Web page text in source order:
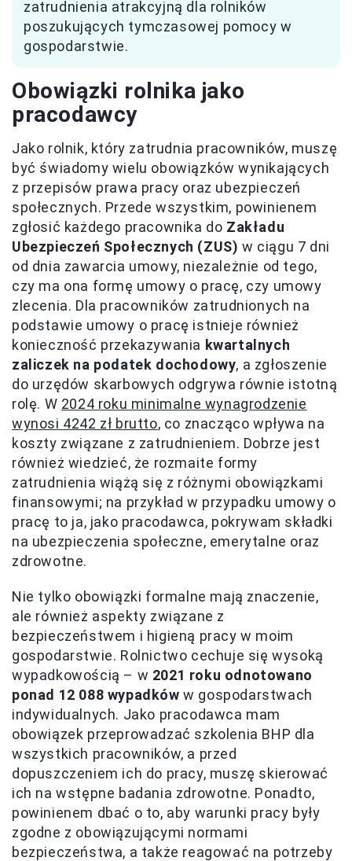
zatrudnienia atrakcyjną dla rolników
poszukujących tymczasowej pomocy w
gospodarstwie.
Obowiązki rolnika jako
pracodawcy
Jako rolnik, który zatrudnia pracowników, muszę
być świadomy wielu obowiązków wynikających
z przepisów prawa pracy oraz ubezpieczeń
społecznych. Przede wszystkim, powinienem
zgłosić każdego pracownika do Zakładu
Ubezpieczeń Społecznych (ZUS) w ciągu 7 dni
od dnia zawarcia umowy, niezależnie od tego,
czy ma ona formę umowy o pracę, czy umowy
zlecenia. Dla pracowników zatrudnionych na
podstawie umowy o pracę istnieje również
konieczność przekazywania kwartalnych
zaliczek na podatek dochodowy, a zgłoszenie
do urzędów skarbowych odgrywa równie istotną
rolę. W 2024 roku minimalne wynagrodzenie
wynosi 4242 zł brutto, co znacząco wpływa na
koszty związane z zatrudnieniem. Dobrze jest
również wiedzieć, że rozmaite formy
zatrudnienia wiążą się z różnymi obowiązkami
finansowymi; na przykład w przypadku umowy o
pracę to ja, jako pracodawca, pokrywam składki
na ubezpieczenia społeczne, emerytalne oraz
zdrowotne.
Nie tylko obowiązki formalne mają znaczenie,
ale również aspekty związane z
bezpieczeństwem i higieną pracy w moim
gospodarstwie. Rolnictwo cechuje się wysoką
wypadkowością – w 2021 roku odnotowano
ponad 12 088 wypadków w gospodarstwach
indywidualnych. Jako pracodawca mam
obowiązek przeprowadzać szkolenia BHP dla
wszystkich pracowników, a przed
dopuszczeniem ich do pracy, muszę skierować
ich na wstępne badania zdrowotne. Ponadto,
powinienem dbać o to, aby warunki pracy były
zgodne z obowiązującymi normami
bezpieczeństwa, a także reagować na potrzeby